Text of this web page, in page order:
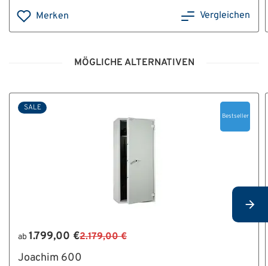
Merken Vergleichen
MÖGLICHE ALTERNATIVEN
SALE
Bestseller
ab 1.799,00 €2.179,00 €
Joachim 600